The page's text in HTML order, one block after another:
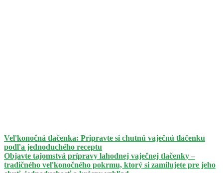
Veľkonočná tlačenka: Pripravte si chutnú vaječnú tlačenku
podľa jednoduchého receptu
Objavte tajomstvá prípravy lahodnej vaječnej tlačenky –
tradičného veľkonočného pokrmu, ktorý si zamilujete pre jeho